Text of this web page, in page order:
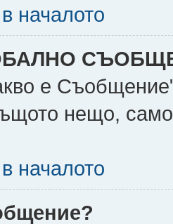
началото
е
нещо,
началото